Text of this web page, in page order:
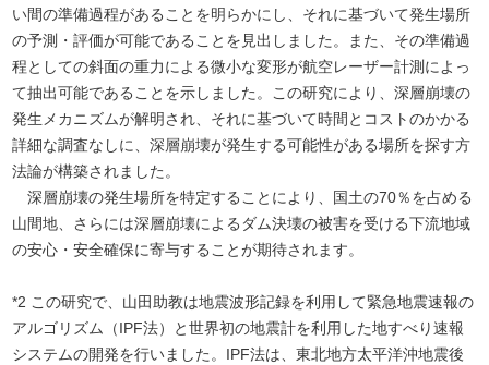
い間の準備過程があることを明らかにし、それに基づいて発生場所
の予測・評価が可能であることを見出しました。また、その準備過
程としての斜面の重力による微小な変形が航空レーザー計測によっ
て抽出可能であることを示しました。この研究により、深層崩壊の
発生メカニズムが解明され、それに基づいて時間とコストのかかる
詳細な調査なしに、深層崩壊が発生する可能性がある場所を探す方
法論が構築されました。
深層崩壊の発生場所を特定することにより、国土の70％を占める
山間地、さらには深層崩壊によるダム決壊の被害を受ける下流地域
の安心・安全確保に寄与することが期待されます。
*2 この研究で、山田助教は地震波形記録を利用して緊急地震速報の
アルゴリズム（IPF法）と世界初の地震計を利用した地すべり速報
システムの開発を行いました。IPF法は、東北地方太平洋沖地震後